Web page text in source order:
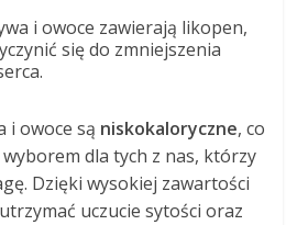
i owoce zawierają likopen,
się do zmniejszenia
i owoce są niskokaloryczne, co
wyborem dla tych z nas, którzy
Dzięki wysokiej zawartości
uczucie sytości oraz